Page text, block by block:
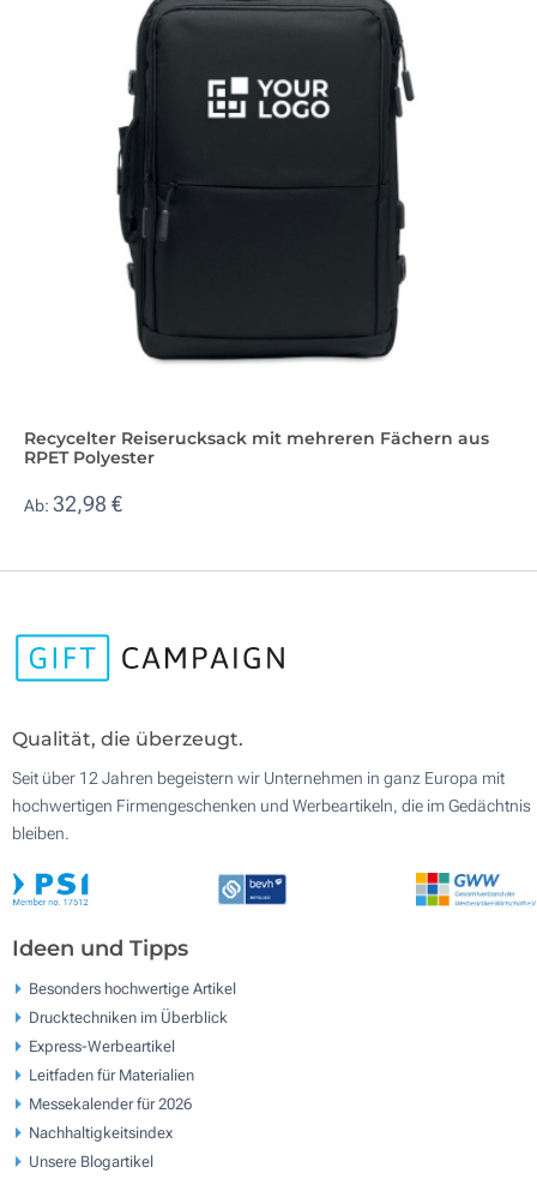
Recycelter Reiserucksack mit mehreren Fächern aus
RPET Polyester
Ab: 32,98 €
Qualität, die überzeugt.
Seit über 12 Jahren begeistern wir Unternehmen in ganz Europa mit
hochwertigen Firmengeschenken und Werbeartikeln, die im Gedächtnis
bleiben.
Ideen und Tipps
Besonders hochwertige Artikel
Drucktechniken im Überblick
Express-Werbeartikel
Leitfaden für Materialien
Messekalender für 2026
Nachhaltigkeitsindex
Unsere Blogartikel